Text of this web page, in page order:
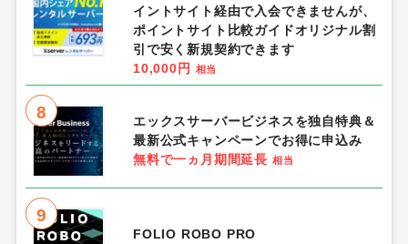
イントサイト経由で入会できませんが、
ポイントサイト比較ガイドオリジナル割
引で安く新規契約できます
10,000円
相当
8
エックスサーバービジネスを独自特典＆
最新公式キャンペーンでお得に申込み
無料で一ヵ月期間延長 相当
9
FOLIO ROBO PRO